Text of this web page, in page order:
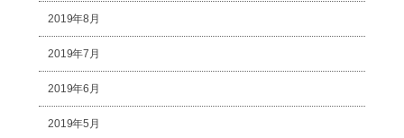
2019年8月
2019年7月
2019年6月
2019年5月